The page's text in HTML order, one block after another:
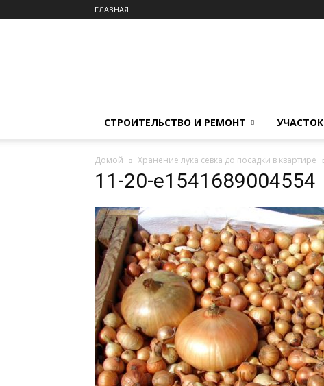
ГЛАВНАЯ
СТРОИТЕЛЬСТВО И РЕМОНТ УЧАСТОК
Домой Хранение лука севка до посадки в квартире
11-20-e1541689004554